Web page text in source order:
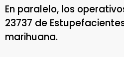
En paralelo, los
23737 de
marihuana.